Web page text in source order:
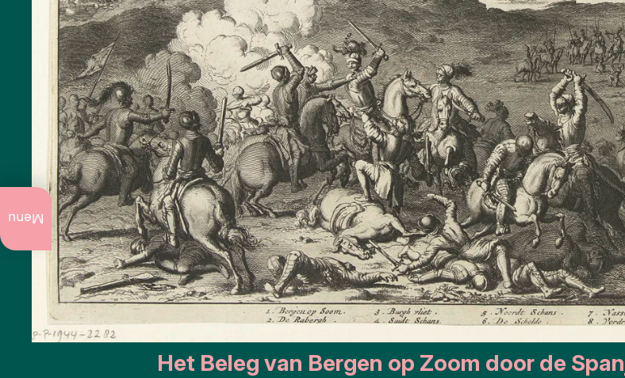
Actueel
te doen
Jaarlijkse
evenementen
Kunst
cultuur
Menu
Het Beleg van Bergen op Zoom door de